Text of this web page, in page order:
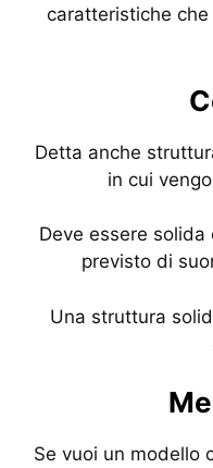
caratteristiche che
Detta anche
in cui
Deve essere
previsto di
Una struttura
Se vuoi un modello